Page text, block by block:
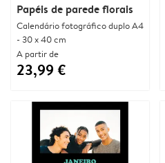
Papéis de parede florais
Calendário fotográfico duplo A4
- 30 x 40 cm
A partir de
23,99 €